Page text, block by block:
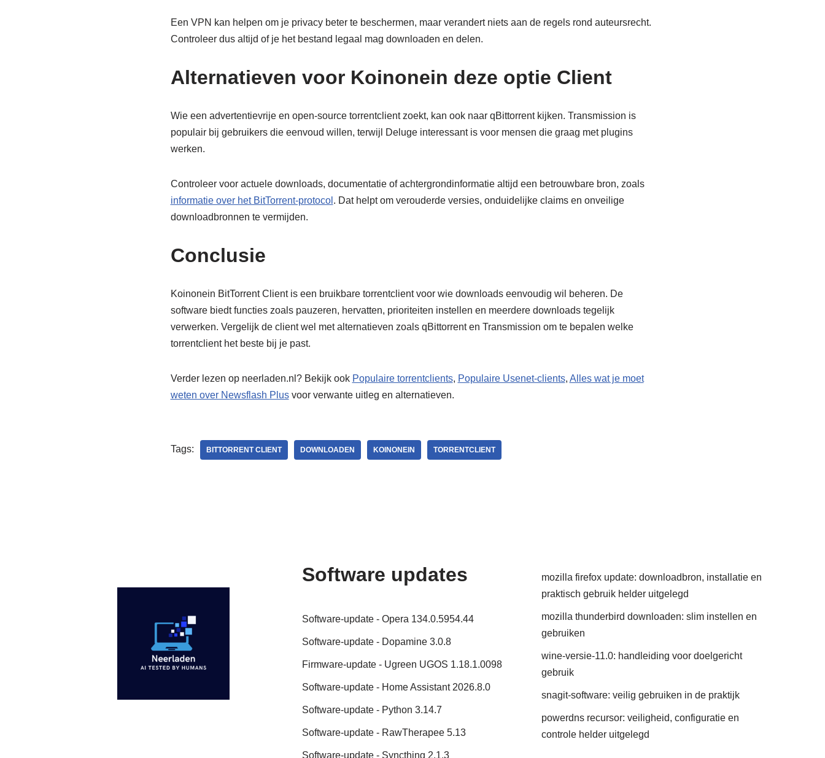
Een VPN kan helpen om je privacy beter te beschermen, maar verandert niets aan de regels rond auteursrecht.
Controleer dus altijd of je het bestand legaal mag downloaden en delen.
Alternatieven voor Koinonein deze optie Client
Wie een advertentievrije en open-source torrentclient zoekt, kan ook naar qBittorrent kijken. Transmission is
populair bij gebruikers die eenvoud willen, terwijl Deluge interessant is voor mensen die graag met plugins
werken.
Controleer voor actuele downloads, documentatie of achtergrondinformatie altijd een betrouwbare bron, zoals
informatie over het BitTorrent-protocol . Dat helpt om verouderde versies, onduidelijke claims en onveilige
downloadbronnen te vermijden.
Conclusie
Koinonein BitTorrent Client is een bruikbare torrentclient voor wie downloads eenvoudig wil beheren. De
software biedt functies zoals pauzeren, hervatten, prioriteiten instellen en meerdere downloads tegelijk
verwerken. Vergelijk de client wel met alternatieven zoals qBittorrent en Transmission om te bepalen welke
torrentclient het beste bij je past.
Verder lezen op neerladen.nl? Bekijk ook Populaire torrentclients, Populaire Usenet-clients, Alles wat je moet
weten over Newsflash Plusvoor verwante uitleg en alternatieven.
Tags: BITTORRENT CLIENT DOWNLOADEN KOINONEIN TORRENTCLIENT
Software updates
Software-update - Opera 134.0.5954.44
Software-update - Dopamine 3.0.8
Firmware-update - Ugreen UGOS 1.18.1.0098
Software-update - Home Assistant 2026.8.0
Software-update - Python 3.14.7
Software-update - RawTherapee 5.13
Software-update - Syncthing 2.1.3
mozilla firefox update: downloadbron, installatie en
praktisch gebruik helder uitgelegd
mozilla thunderbird downloaden: slim instellen en
gebruiken
wine-versie-11.0: handleiding voor doelgericht
gebruik
snagit-software: veilig gebruiken in de praktijk
powerdns recursor: veiligheid, configuratie en
controle helder uitgelegd